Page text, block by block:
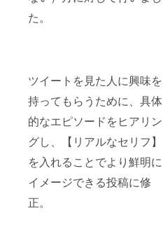
た。
ツイートを見た人に興味を
持ってもらうために、具体
的なエピソードをヒアリン
グし、【リアルなセリフ】
を入れることでより鮮明に
イメージできる投稿に修
正。